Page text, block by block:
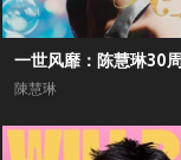
陳慧琳